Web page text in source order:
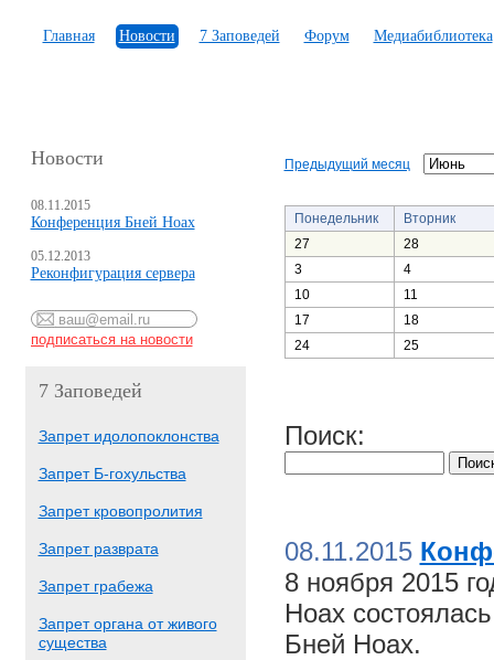
Главная Новости 7 Заповедей Форум Медиабиблиотека
Новости
08.11.2015
Конференция Бней Ноах
05.12.2013
Реконфигурация сервера
7 Заповедей
Запрет идолопоклонства
Запрет Б-гохульства
Запрет кровопролития
Запрет разврата
Запрет грабежа
Запрет органа от живого
существа
Предыдущий месяц
Понедельник
Вторник
27
28
3
4
10
11
17
18
24
25
Поиск:
08.11.2015
8 ноября 2015
Ноах
Бней Ноах.